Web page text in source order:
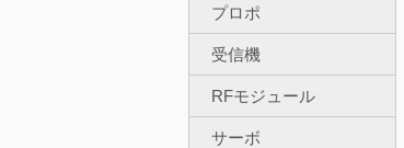
プロポ
受信機
RFモジュール
サーボ